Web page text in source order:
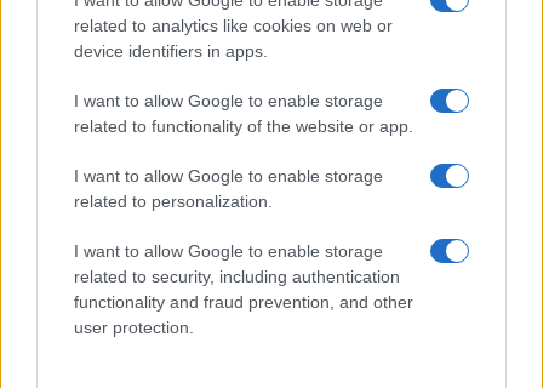
related to analytics like cookies on web or
device identifiers in apps.
I want to allow Google to enable storage
related to functionality of the website or app.
I want to allow Google to enable storage
related to personalization.
I want to allow Google to enable storage
related to security, including authentication
functionality and fraud prevention, and other
user protection.
περιχαράκωση»